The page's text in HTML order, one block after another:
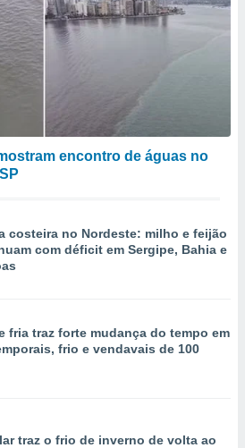
encontro de águas no
costeira no Nordeste: milho e feijão
com déficit em Sergipe, Bahia e
fria traz forte mudança do tempo em
frio e vendavais de 100
traz o frio de inverno de volta ao